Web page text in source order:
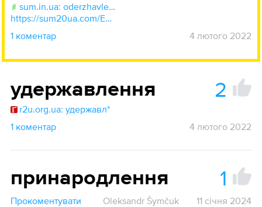
sum.in.ua: oderzhavlennja
https://sum20ua.com/Entry/index?wordid=64954&page=2057
1 коментар
4 лютого 2022
удержавлення 2
r2u.org.ua: удержавл*
1 коментар
4 лютого 2022
принародлення 1
Прокоментувати Oleksandr Šymčuk 11 січня 2024